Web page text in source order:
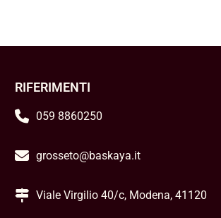
RIFERIMENTI
059 8860250
grosseto@baskaya.it
Viale Virgilio 40/c, Modena, 41120